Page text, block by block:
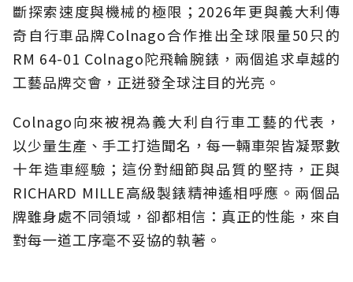
斷探索速度與機械的極限；2026年更與義大利傳
奇自行車品牌Colnago合作推出全球限量50只的
RM 64-01 Colnago陀飛輪腕錶，兩個追求卓越的
工藝品牌交會，正迸發全球注目的光亮。
Colnago向來被視為義大利自行車工藝的代表，
以少量生產、手工打造聞名，每一輛車架皆凝聚數
十年造車經驗；這份對細節與品質的堅持，正與
RICHARD MILLE高級製錶精神遙相呼應。兩個品
牌雖身處不同領域，卻都相信：真正的性能，來自
對每一道工序毫不妥協的執著。